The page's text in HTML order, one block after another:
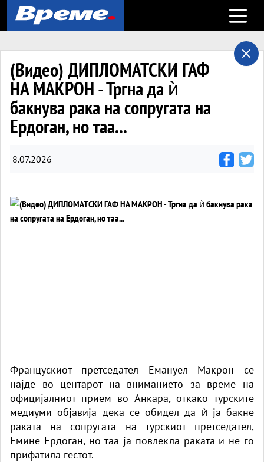
Open
(Видео) ДИПЛОМАТСКИ ГАФ
НА МАКРОН - Тргна да ѝ
бакнува рака на сопругата на
Ердоган, но таа...
8.07.2026
Францускиот претседател Емануел Макрон се
најде во центарот на вниманието за време на
официјалниот прием во Анкара, откако турските
медиуми објавија дека се обидел да ѝ ја бакне
раката на сопругата на турскиот претседател,
Емине Ердоган, но таа ја повлекла раката и не го
прифатила гестот.